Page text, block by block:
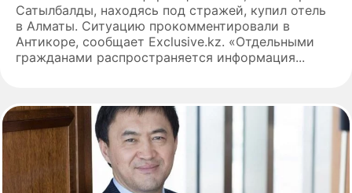
Сатылбалды, находясь под стражей, купил отель
в Алматы. Ситуацию прокомментировали в
Антикоре, сообщает Exclusive.kz. «Отдельными
гражданами распространяется информация...